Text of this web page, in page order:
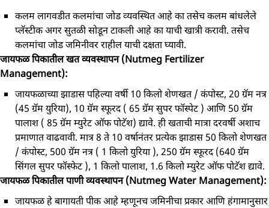
कलम लागवडीत कलमांचा जोड व्‍यवस्थित आहे का तसेच कलम बांधलेले
प्‍लॅस्‍टीक अगर सुतळी सोडून टाकली आहे का याची खात्री करावी. तसेच
कलमांचा जोड जमिनीवर राहील याची दक्षता घ्‍यावी.
जायफळ पिकातील खत व्यवस्थापन (Nutmeg Fertilizer
Management):
जायफळाच्‍या झाडास पहिल्‍या वर्षी 10 किलो शेणखत / कंपोस्‍ट, 20 ग्रॅम नत्र
(45 ग्रॅम युरिया), 10 ग्रॅम स्‍फूरद ( 65 ग्रॅम सुपर फॉस्‍पेट ) आणि 50 ग्रॅम
पालाश ( 85 ग्रॅम म्‍युरेट ऑफ पोटॅश) द्यावे. ही खताची मात्रा दरवर्षी अशाच
प्रमाणात वाढवावी. मात्र 8 ते 10 वर्षानंतर प्रत्‍येक झाडास 50 किलो शेणखत
/ कंपोस्‍ट, 500 ग्रॅम नत्र ( 1 किलो युरिया ), 250 ग्रॅम स्‍फूरद (640 ग्रॅम
सिंगल सुपर फॉस्‍फेट ), 1 किलो पालाश, 1.6 किलो म्‍युरेट ऑफ पोटॅश द्यावे.
जायफळ पिकातील पाणी व्यवस्थापन (Nutmeg Water Management):
जायफळ हे बागायती पीक आहे म्‍हणूनच जमिनीचा प्रकार आणि हंगामानुसार